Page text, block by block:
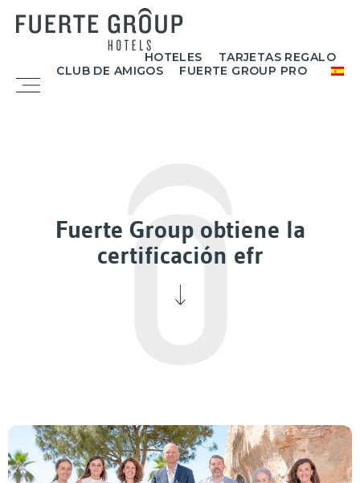
HOTELES
TARJETAS REGALO
CLUB DE AMIGOS
FUERTE GROUP PRO
Menú
Fuerte Group obtiene la
certificación efr